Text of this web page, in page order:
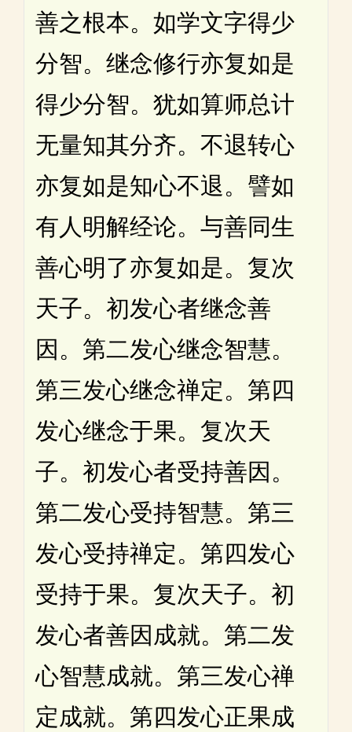
善之根本。如学文字得少
分智。继念修行亦复如是
得少分智。犹如算师总计
无量知其分齐。不退转心
亦复如是知心不退。譬如
有人明解经论。与善同生
善心明了亦复如是。复次
天子。初发心者继念善
因。第二发心继念智慧。
第三发心继念禅定。第四
发心继念于果。复次天
子。初发心者受持善因。
第二发心受持智慧。第三
发心受持禅定。第四发心
受持于果。复次天子。初
发心者善因成就。第二发
心智慧成就。第三发心禅
定成就。第四发心正果成